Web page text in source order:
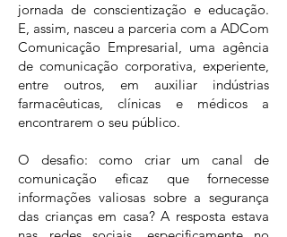
jornada de conscientização e educação.
E, assim, nasceu a parceria com a ADCom
Comunicação Empresarial, uma agência
de comunicação corporativa, experiente,
entre outros, em auxiliar indústrias
farmacêuticas, clínicas e médicos a
encontrarem o seu público.
O desafio: como criar um canal de
comunicação eficaz que fornecesse
informações valiosas sobre a segurança
das crianças em casa? A resposta estava